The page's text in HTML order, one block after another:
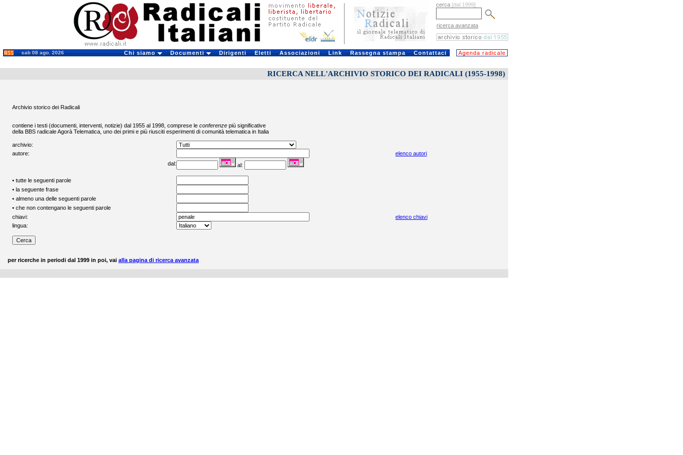
cerca [dal 1999]
ricerca avanzata
sab 08 ago. 2026 Chi siamo Documenti Dirigenti Eletti Associazioni Link Rassegna stampa Contattaci Agenda radicale
RICERCA NELL'ARCHIVIO STORICO DEI RADICALI (1955-1998)
Archivio storico dei Radicali
contiene i testi (documenti, interventi, notizie) dal 1955 al 1998, comprese le conferenze più significative
della BBS radicaleAgorà Telematica , uno dei primi e più riusciti esperimenti di comunità telematica in Italia
archivio:
autore:
elenco autori
dal:
al:
• tutte le seguenti parole
• la seguente frase
• almeno una delle seguenti parole
• che non contengano le seguenti parole
chiavi:
elenco chiavi
lingua:
per ricerche in periodi dal 1999 in poi, vai alla pagina di ricerca avanzata